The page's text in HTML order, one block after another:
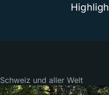
und aller Welt